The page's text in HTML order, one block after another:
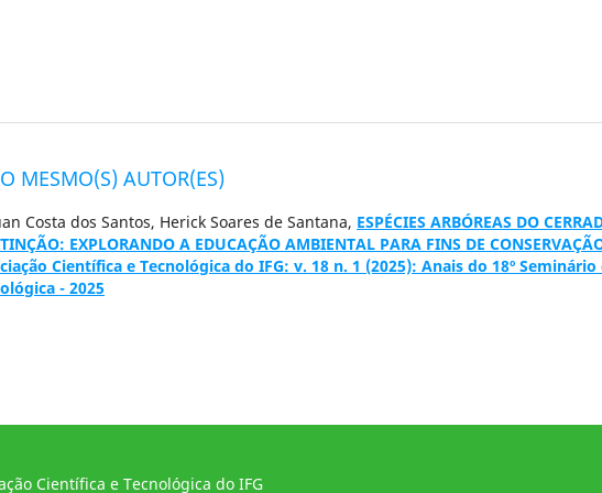
MESMO(S) AUTOR(ES)
Costa dos Santos, Herick Soares de Santana, ESPÉCIES ARBÓREAS DO
EXPLORANDO A EDUCAÇÃO AMBIENTAL PARA FINS DE
Científica e Tecnológica do IFG: v. 18 n. 1 (2025): Anais do 18º Seminário
- 2025
Científica e Tecnológica do IFG